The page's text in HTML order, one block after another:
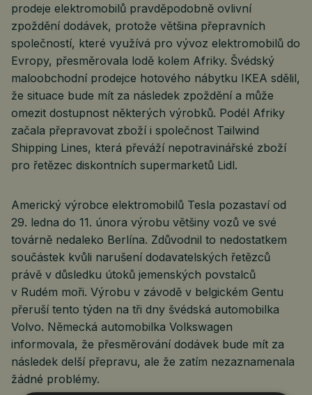
prodeje elektromobilů pravděpodobně ovlivní
zpoždění dodávek, protože většina přepravních
společností, které využívá pro vývoz elektromobilů do
Evropy, přesměrovala lodě kolem Afriky. Švédský
maloobchodní prodejce hotového nábytku IKEA sdělil,
že situace bude mít za následek zpoždění a může
omezit dostupnost některých výrobků. Podél Afriky
začala přepravovat zboží i společnost Tailwind
Shipping Lines, která převáží nepotravinářské zboží
pro řetězec diskontních supermarketů Lidl.
Americký výrobce elektromobilů Tesla pozastaví od
29. ledna do 11. února výrobu většiny vozů ve své
továrně nedaleko Berlína. Zdůvodnil to nedostatkem
součástek kvůli narušení dodavatelských řetězců
právě v důsledku útoků jemenských povstalců
v Rudém moři. Výrobu v závodě v belgickém Gentu
přeruší tento týden na tři dny švédská automobilka
Volvo. Německá automobilka Volkswagen
informovala, že přesměrování dodávek bude mít za
následek delší přepravu, ale že zatím nezaznamenala
žádné problémy.